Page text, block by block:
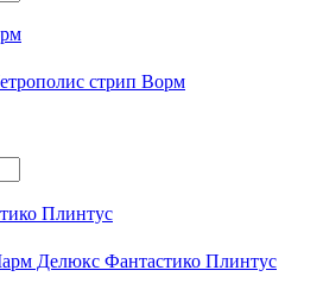
стрип Ворм
Делюкс Фантастико Плинтус